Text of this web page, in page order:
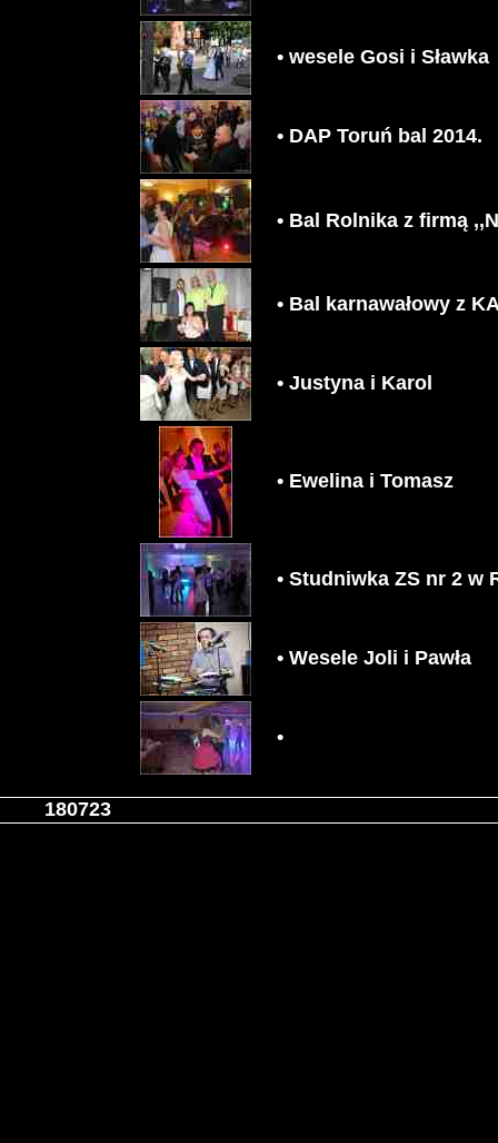
• wesele Gosi i Sławka
• DAP Toruń bal 2014.
• Bal Rolnika z firmą
• Bal karnawałowy z
• Justyna i Karol
• Ewelina i Tomasz
• Studniwka ZS nr 2 w
• Wesele Joli i Pawła
•
180723